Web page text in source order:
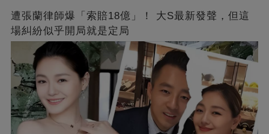
遭張蘭律師爆「索賠18億」！ 大S最新發聲，但這
場糾紛似乎開局就是定局